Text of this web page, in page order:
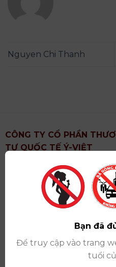
Nguyen Chi Thanh
CÔNG TY CỔ PHẦN
TƯ QUỐC TẾ Ý-VIỆT
: Khu 6, Xã Hoài
Showroom: Số 09 Phố
Thành Phố Hà Nội
Giấy ĐKKD số:
Phố Hà Nội cấp lần đầu
thay đổi lần thứ 17 ngày
Giấy phép Phân Phối
Công Thương cấp ngày 14/
Bạn đã
Để truy cập vào trang
tuổi